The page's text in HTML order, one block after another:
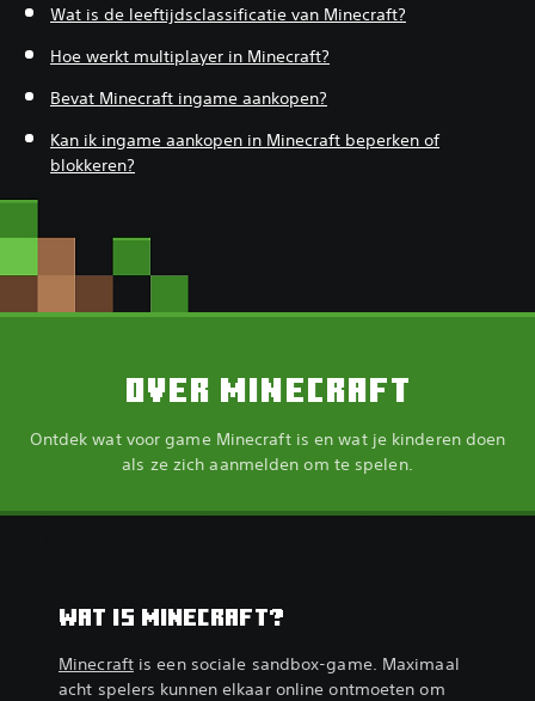
Wat is de leeftijdsclassificatie van Minecraft?‎
Hoe werkt multiplayer in Minecraft?‎
Bevat Minecraft ingame aankopen?‎
Kan ik ingame aankopen in Minecraft beperken of
blokkeren?‎
OVER MINECRAFT
Ontdek wat voor game Minecraft is en wat je kinderen doen
als ze zich aanmelden om te spelen.
WAT IS MINECRAFT?
Minecraftis een sociale sandbox-game. Maximaal
acht spelers kunnen elkaar online ontmoeten om